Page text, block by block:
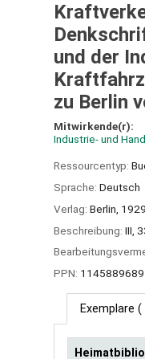
und der
zu Berlin
Mitwirkende(r):
Industrie- und
Ressourcentyp:
Sprache: Deutsch
Verlag: Berlin, 1929
Beschreibung: III,
PPN: 1145889689
Exemplare (